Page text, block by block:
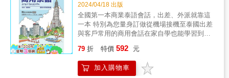
2024/04/18 出版
全國第一本商業泰語會話，出差、外派就靠這
一本 特別為您量身訂做從機場接機至泰國出差
與客戶常用的商用會話在家自學也能學習到標
本書六大特點： 全國第一本專業商用泰語教材
要外派到泰國只有日常生活泰語能力不夠用，
教師特別瞭解外派學生的需求，精心規劃赴泰
79 折 特價 592 元
加入購物車